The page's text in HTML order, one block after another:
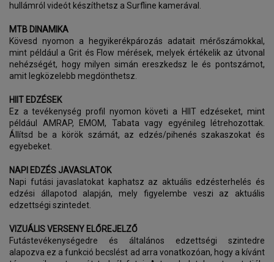
hullámról videót készíthetsz a Surfline kamerával.
MTB DINAMIKA
Kövesd nyomon a hegyikerékpározás adatait mérőszámokkal,
mint például a Grit és Flow mérések, melyek értékelik az útvonal
nehézségét, hogy milyen simán ereszkedsz le és pontszámot,
amit legközelebb megdönthetsz.
HIIT EDZÉSEK
Ez a tevékenység profil nyomon követi a HIIT edzéseket, mint
például AMRAP, EMOM, Tabata vagy egyénileg létrehozottak.
Állítsd be a körök számát, az edzés/pihenés szakaszokat és
egyebeket.
NAPI EDZÉS JAVASLATOK
Napi futási javaslatokat kaphatsz az aktuális edzésterhelés és
edzési állapotod alapján, mely figyelembe veszi az aktuális
edzettségi szintedet.
VIZUÁLIS VERSENY ELŐREJELZŐ
Futástevékenységedre és általános edzettségi szintedre
alapozva ez a funkció becslést ad arra vonatkozóan, hogy a kívánt